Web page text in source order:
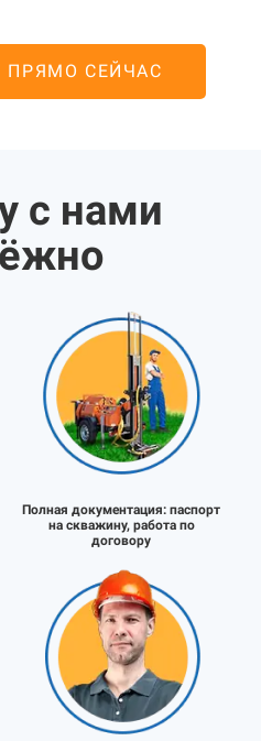
ПРЯМО СЕЙЧАС
с нами
Полная документация: паспорт
на скважину, работа по
договору